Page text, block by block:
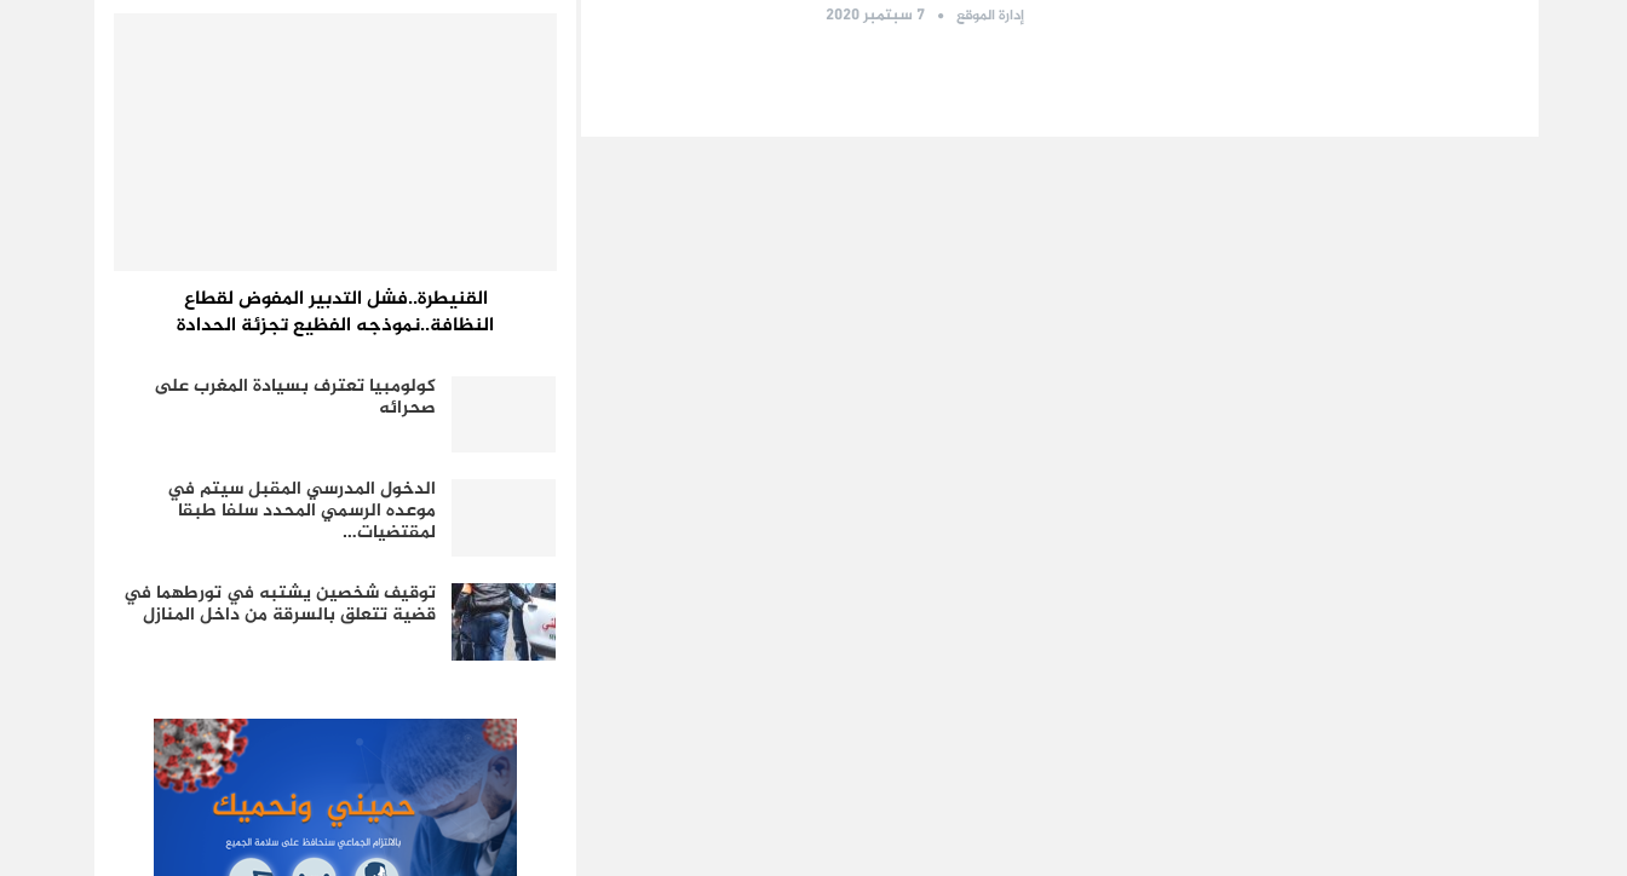
إدارة الموقع 7 سبتمبر 2020
القنيطرة..فشل التدبير المفوض لقطاع
النظافة..نموذجه الفظيع تجزئة الحدادة
كولومبيا تعترف بسيادة المغرب على
صحرائه
الدخول المدرسي المقبل سیتم في
موعده الرسمي المحدد سلفا طبقا
لمقتضیات…
توقيف شخصين يشتبه في تورطهما في
قضية تتعلق بالسرقة من داخل المنازل